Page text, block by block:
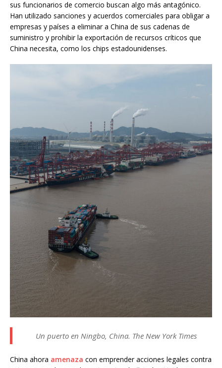
sus funcionarios de comercio buscan algo más antagónico.
Han utilizado sanciones y acuerdos comerciales para obligar a
empresas y países a eliminar a China de sus cadenas de
suministro y prohibir la exportación de recursos críticos que
China necesita, como los chips estadounidenses.
Un puerto en Ningbo, China. The New York Times
China ahora amenaza con emprender acciones legales contra